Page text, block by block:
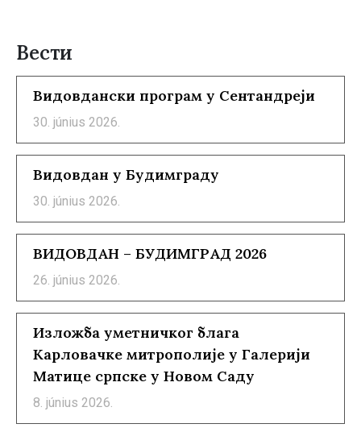
Вести
Видовдански програм у Сентандреји
30. június 2026.
Видовдан у Будимграду
30. június 2026.
ВИДОВДАН – БУДИМГРАД 2026
26. június 2026.
Изложба уметничког блага
Карловачке митрополије у Галерији
Матице српске у Новом Саду
8. június 2026.